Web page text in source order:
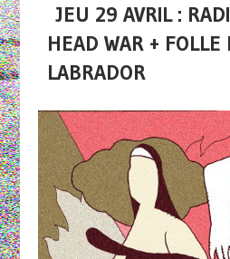
JEU 29 AVRIL :
HEAD WAR + FOLLE
LABRADOR